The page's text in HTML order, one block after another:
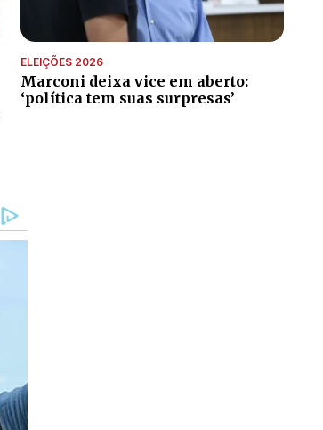
ELEIÇÕES 2026
Marconi deixa vice em aberto:
‘política tem suas surpresas’